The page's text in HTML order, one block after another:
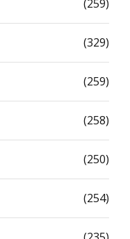
(259)
(329)
(259)
(258)
(250)
(254)